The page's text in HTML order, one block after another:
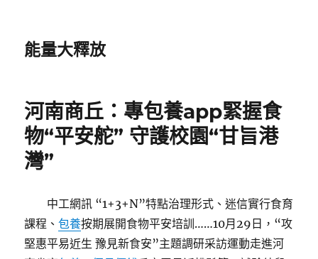
能量大釋放
河南商丘：專包養app緊握食
物“平安舵” 守護校園“甘旨港
灣”
中工網訊 “1+3+N”特點治理形式、迷信實行食育
課程、包養按期展開食物平安培訓……10月29日，“攻
堅惠平易近生 豫見新食安”主題調研采訪運動走進河